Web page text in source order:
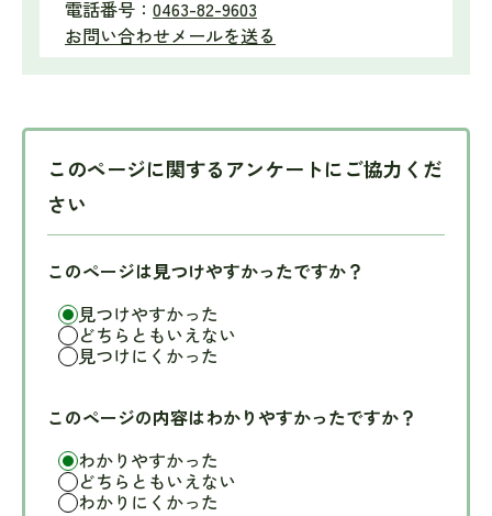
電話番号： 0463-82-9603
お問い合わせメールを送る
このページに関するアンケートにご協力くだ
さい
このページは見つけやすかったですか？
見つけやすかった
どちらともいえない
見つけにくかった
このページの内容はわかりやすかったですか？
わかりやすかった
どちらともいえない
わかりにくかった